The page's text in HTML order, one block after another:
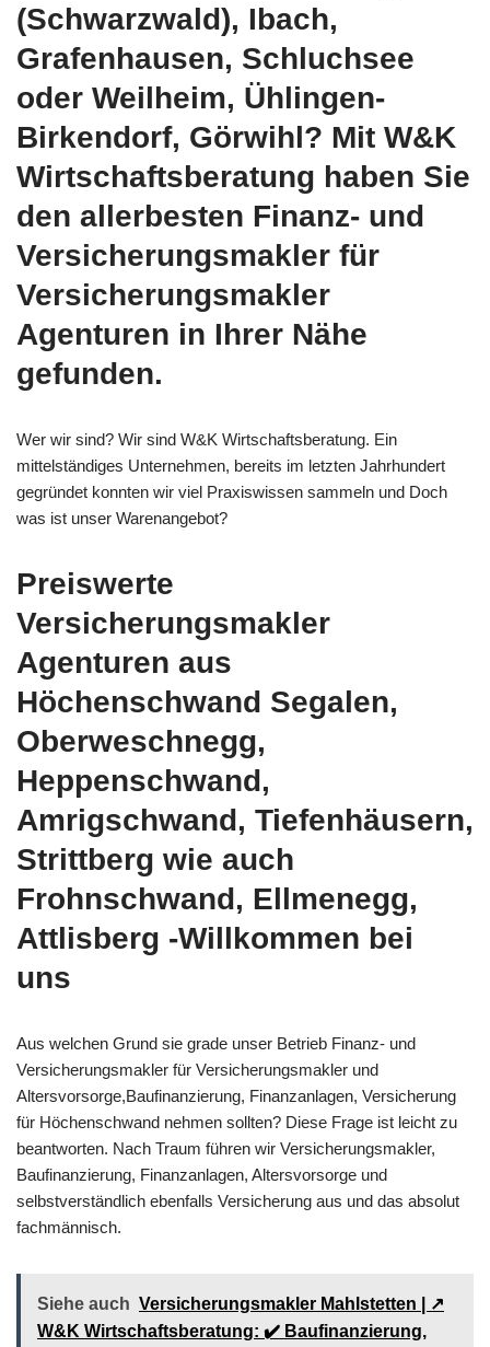
(Schwarzwald), Ibach,
Grafenhausen, Schluchsee
oder Weilheim, Ühlingen-
Birkendorf, Görwihl? Mit W&K
Wirtschaftsberatung haben Sie
den allerbesten Finanz- und
Versicherungsmakler für
Versicherungsmakler
Agenturen in Ihrer Nähe
gefunden.
Wer wir sind? Wir sind W&K Wirtschaftsberatung. Ein
mittelständiges Unternehmen, bereits im letzten Jahrhundert
gegründet konnten wir viel Praxiswissen sammeln und Doch
was ist unser Warenangebot?
Preiswerte
Versicherungsmakler
Agenturen aus
Höchenschwand Segalen,
Oberweschnegg,
Heppenschwand,
Amrigschwand, Tiefenhäusern,
Strittberg wie auch
Frohnschwand, Ellmenegg,
Attlisberg -Willkommen bei
uns
Aus welchen Grund sie grade unser Betrieb Finanz- und
Versicherungsmakler für Versicherungsmakler und
Altersvorsorge,Baufinanzierung, Finanzanlagen, Versicherung
für Höchenschwand nehmen sollten? Diese Frage ist leicht zu
beantworten. Nach Traum führen wir Versicherungsmakler,
Baufinanzierung, Finanzanlagen, Altersvorsorge und
selbstverständlich ebenfalls Versicherung aus und das absolut
fachmännisch.
Siehe auch Versicherungsmakler Mahlstetten | ↗️
W&K Wirtschaftsberatung: ✔️ Baufinanzierung,